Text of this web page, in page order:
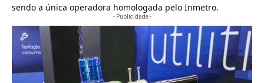
sendo a única operadora homologada pelo Inmetro.
- Publicidade -